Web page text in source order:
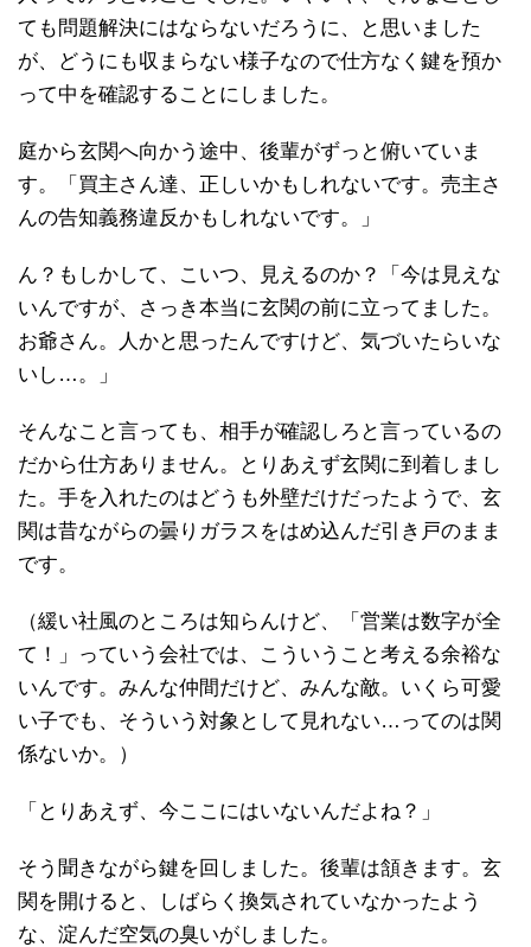
ても問題解決にはならないだろうに、と思いました
が、どうにも収まらない様子なので仕方なく鍵を預か
って中を確認することにしました。
庭から玄関へ向かう途中、後輩がずっと俯いていま
す。「買主さん達、正しいかもしれないです。売主さ
んの告知義務違反かもしれないです。」
ん？もしかして、こいつ、見えるのか？「今は見えな
いんですが、さっき本当に玄関の前に立ってました。
お爺さん。人かと思ったんですけど、気づいたらいな
いし…。」
そんなこと言っても、相手が確認しろと言っているの
だから仕方ありません。とりあえず玄関に到着しまし
た。手を入れたのはどうも外壁だけだったようで、玄
関は昔ながらの曇りガラスをはめ込んだ引き戸のまま
です。
（緩い社風のところは知らんけど、「営業は数字が全
て！」っていう会社では、こういうこと考える余裕な
いんです。みんな仲間だけど、みんな敵。いくら可愛
い子でも、そういう対象として見れない…ってのは関
係ないか。）
「とりあえず、今ここにはいないんだよね？」
そう聞きながら鍵を回しました。後輩は頷きます。玄
関を開けると、しばらく換気されていなかったよう
な、淀んだ空気の臭いがしました。